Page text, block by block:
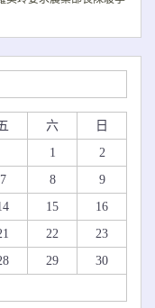
六
日
1
2
7 8
9
15
16
22
23
29
30